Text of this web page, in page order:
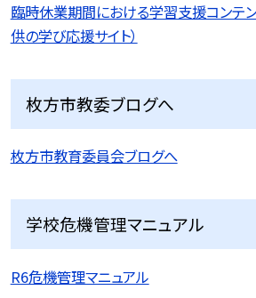
臨時休業期間における学習支援コンテ
供の学び応援サイト）
枚方市教委ブログへ
枚方市教育委員会ブログへ
学校危機管理マニュアル
R6危機管理マニュアル